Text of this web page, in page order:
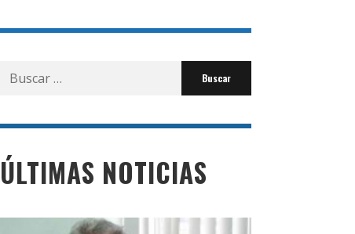
Buscar
por:
ÚLTIMAS NOTICIAS